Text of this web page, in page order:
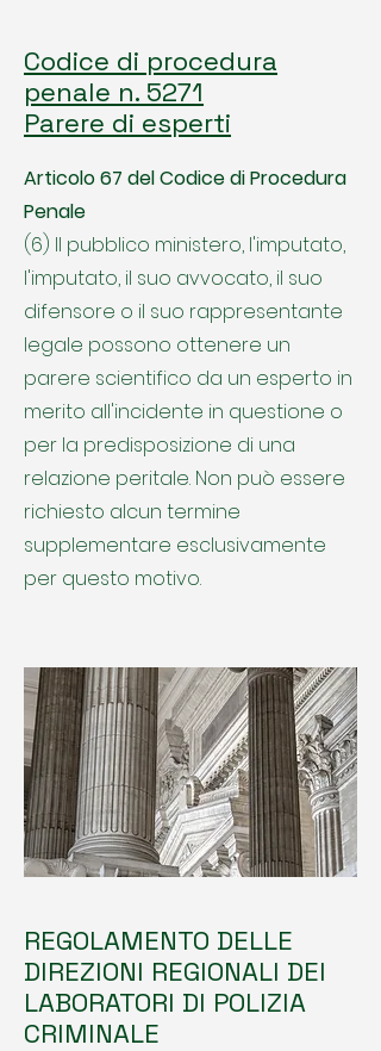
Codice di procedura
penale n. 5271
Parere di esperti
Articolo 67 del Codice di Procedura
Penale
(6) Il pubblico ministero, l'imputato,
l'imputato, il suo avvocato, il suo
difensore o il suo rappresentante
legale possono ottenere un
parere scientifico da un esperto in
merito all'incidente in questione o
per la predisposizione di una
relazione peritale. Non può essere
richiesto alcun termine
supplementare esclusivamente
per questo motivo.
REGOLAMENTO DELLE
DIREZIONI REGIONALI DEI
LABORATORI DI POLIZIA
CRIMINALE